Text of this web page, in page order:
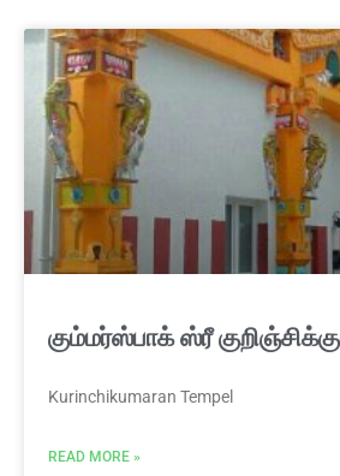
கும்மர்ஸ்பாக் ஸ்ரீ
Kurinchikumaran Tempel
READ MORE »